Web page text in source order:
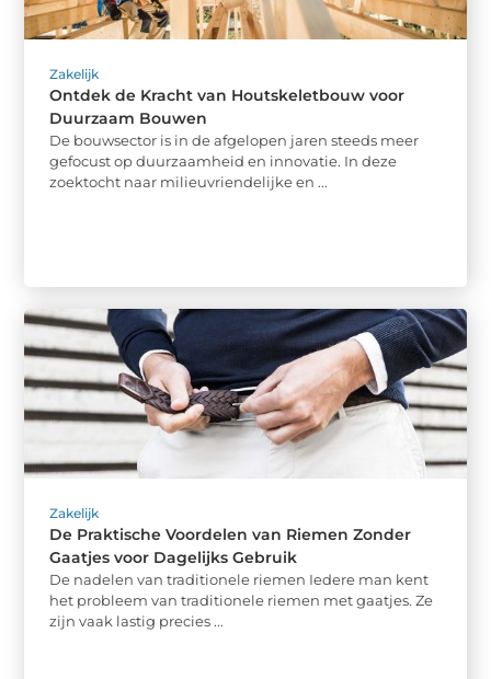
Zakelijk
Ontdek de Kracht van Houtskeletbouw voor
Duurzaam Bouwen
De bouwsector is in de afgelopen jaren steeds meer
gefocust op duurzaamheid en innovatie. In deze
zoektocht naar milieuvriendelijke en ...
Zakelijk
De Praktische Voordelen van Riemen Zonder
Gaatjes voor Dagelijks Gebruik
De nadelen van traditionele riemen Iedere man kent
het probleem van traditionele riemen met gaatjes. Ze
zijn vaak lastig precies ...